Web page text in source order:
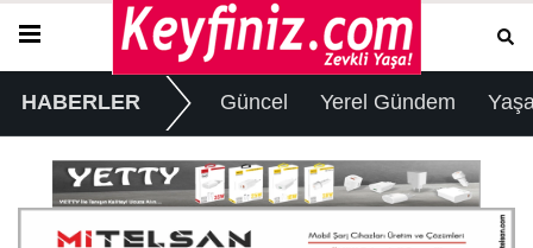
HABERLER Güncel Yerel Gündem